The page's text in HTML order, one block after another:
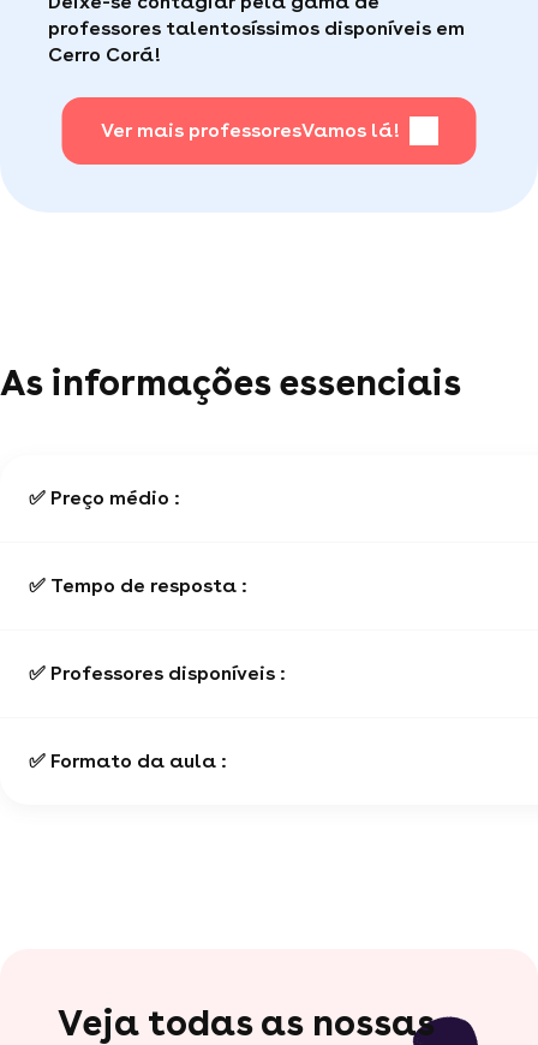
fácil
(por telefone e e-mail, 5J/7).
Para saber + acesse nossa página de perguntas
mais frequentes.
professores talentosíssimos disponíveis em
Cerro Corá!
Ver mais professoresVamos lá!
As informações essenciais
✅ Preço médio :
✅ Tempo de resposta :
✅ Professores disponíveis :
✅ Formato da aula :
Veja todas as nossas